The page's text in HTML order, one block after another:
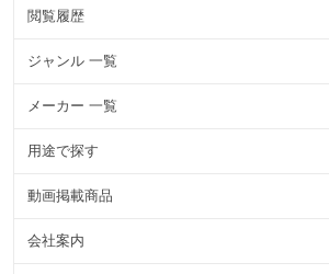
閲覧履歴
ジャンル 一覧
メーカー 一覧
用途で探す
動画掲載商品
会社案内